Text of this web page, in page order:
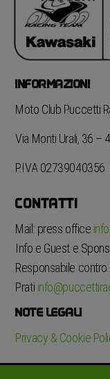
INFORMAZIONI
Moto Club Puccetti
Via Monti Urali, 36 –
P.IVA 02739040356
CONTATTI
Mail: press office
Info e Guest e
Responsabile contro
Prati
NOTE LEGALI
Privacy & Cookie